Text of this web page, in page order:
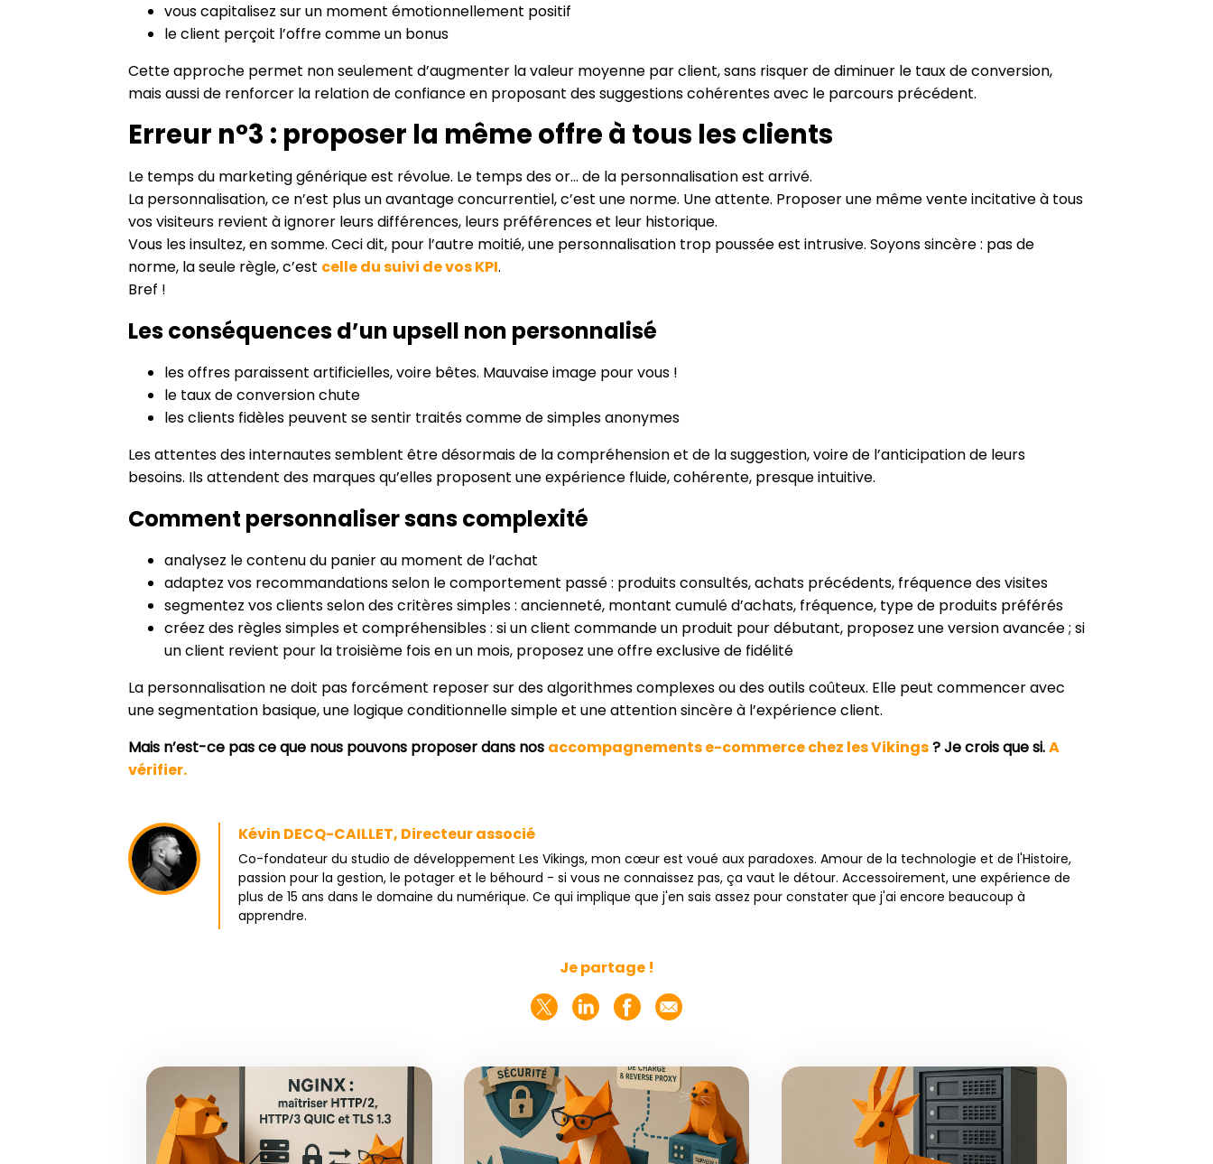
vous capitalisez sur un moment émotionnellement positif
le client perçoit l’offre comme un bonus
Cette approche permet non seulement d’augmenter la valeur moyenne par client, sans risquer de diminuer le taux de conversion,
mais aussi de renforcer la relation de confiance en proposant des suggestions cohérentes avec le parcours précédent.
Erreur n°3 : proposer la même offre à tous les clients
Le temps du marketing générique est révolue. Le temps des or… de la personnalisation est arrivé.
La personnalisation, ce n’est plus un avantage concurrentiel, c’est une norme. Une attente. Proposer une même vente incitative à tous
vos visiteurs revient à ignorer leurs différences, leurs préférences et leur historique.
Vous les insultez, en somme. Ceci dit, pour l’autre moitié, une personnalisation trop poussée est intrusive. Soyons sincère : pas de
norme, la seule règle, c’est celle du suivi de vos KPI.
Bref !
Les conséquences d’un upsell non personnalisé
les offres paraissent artificielles, voire bêtes. Mauvaise image pour vous !
le taux de conversion chute
les clients fidèles peuvent se sentir traités comme de simples anonymes
Les attentes des internautes semblent être désormais de la compréhension et de la suggestion, voire de l’anticipation de leurs
besoins. Ils attendent des marques qu’elles proposent une expérience fluide, cohérente, presque intuitive.
Comment personnaliser sans complexité
analysez le contenu du panier au moment de l’achat
adaptez vos recommandations selon le comportement passé : produits consultés, achats précédents, fréquence des visites
segmentez vos clients selon des critères simples : ancienneté, montant cumulé d’achats, fréquence, type de produits préférés
créez des règles simples et compréhensibles : si un client commande un produit pour débutant, proposez une version avancée ; si
un client revient pour la troisième fois en un mois, proposez une offre exclusive de fidélité
La personnalisation ne doit pas forcément reposer sur des algorithmes complexes ou des outils coûteux. Elle peut commencer avec
une segmentation basique, une logique conditionnelle simple et une attention sincère à l’expérience client.
Mais n’est-ce pas ce que nous pouvons proposer dans nos accompagnements e-commerce chez les Vikings? Je crois que si.A
vérifier.
Kévin DECQ-CAILLET, Directeur associé
Co-fondateur du studio de développement Les Vikings, mon cœur est voué aux paradoxes. Amour de la technologie et de l'Histoire,
passion pour la gestion, le potager et le béhourd - si vous ne connaissez pas, ça vaut le détour. Accessoirement, une expérience de
plus de 15 ans dans le domaine du numérique. Ce qui implique que j'en sais assez pour constater que j'ai encore beaucoup à
apprendre.
Je partage !